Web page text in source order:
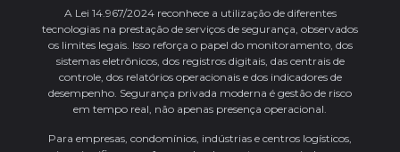
A Lei 14.967/2024 reconhece a utilização de diferentes
tecnologias na prestação de serviços de segurança, observados
os limites legais. Isso reforça o papel do monitoramento, dos
sistemas eletrônicos, dos registros digitais, das centrais de
controle, dos relatórios operacionais e dos indicadores de
desempenho. Segurança privada moderna é gestão de risco
em tempo real, não apenas presença operacional.
Para empresas, condomínios, indústrias e centros logísticos,